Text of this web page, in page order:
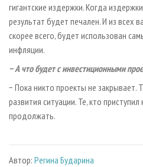
гигантские издержки. Когда
результат будет печален. И из всех
скорее всего, будет использован
инфляции.
− А что будет с инвестиционными
− Пока никто проекты не закрывает.
развития ситуации. Те, кто
продолжать.
Автор: Регина Бударина